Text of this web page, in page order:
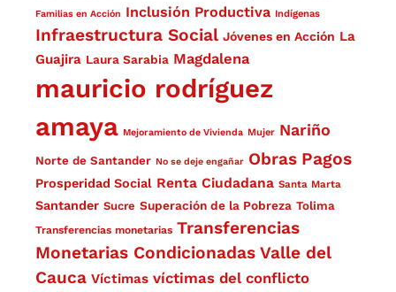
Familias en Acción Inclusión Productiva Indígenas
Infraestructura Social Jóvenes en Acción La
Guajira Laura Sarabia Magdalena
mauricio rodríguez
amaya Mejoramiento de Vivienda Mujer Nariño
Norte de Santander No se deje engañar Obras Pagos
Prosperidad Social Renta Ciudadana Santa Marta
Santander Sucre Superación de la Pobreza Tolima
Transferencias monetarias Transferencias
Monetarias Condicionadas Valle del
Cauca Víctimas víctimas del conflicto